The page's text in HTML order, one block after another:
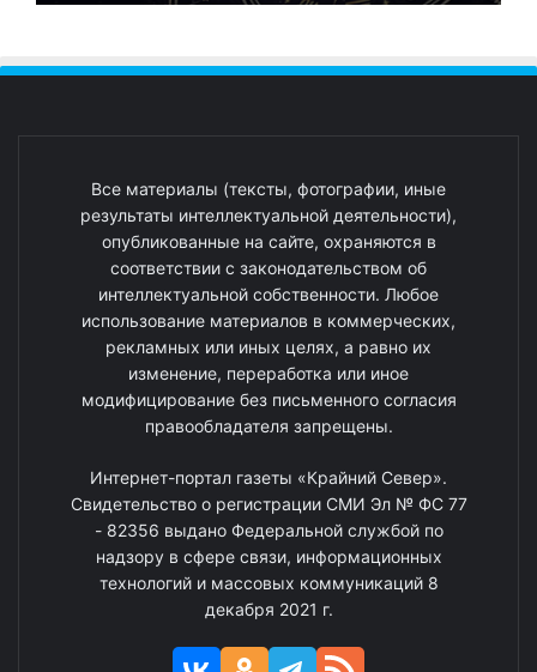
Все материалы (тексты, фотографии, иные
результаты интеллектуальной деятельности),
опубликованные на сайте, охраняются в
соответствии с законодательством об
интеллектуальной собственности. Любое
использование материалов в коммерческих,
рекламных или иных целях, а равно их
изменение, переработка или иное
модифицирование без письменного согласия
правообладателя запрещены.
Интернет-портал газеты «Крайний Север».
Свидетельство о регистрации СМИ Эл № ФС 77
- 82356 выдано Федеральной службой по
надзору в сфере связи, информационных
технологий и массовых коммуникаций 8
декабря 2021 г.